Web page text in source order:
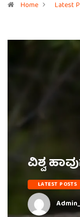
Home Latest
ವಿಶ್ವ
LATEST POSTS